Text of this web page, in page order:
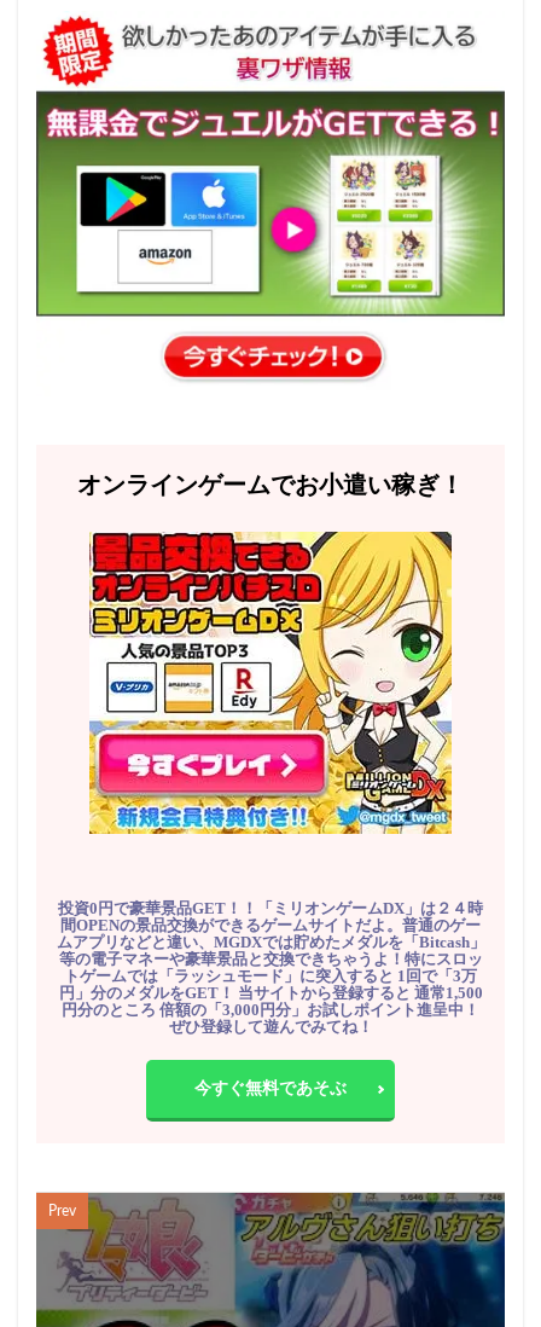
オンラインゲームでお小遣い稼ぎ！
投資0円で豪華景品GET！！「ミリオンゲームDX」は２４時
間OPENの景品交換ができるゲームサイトだよ。普通のゲー
ムアプリなどと違い、MGDXでは貯めたメダルを「Bitcash」
等の電子マネーや豪華景品と交換できちゃうよ！特にスロッ
トゲームでは「ラッシュモード」に突入すると 1回で「3万
円」分のメダルをGET！ 当サイトから登録すると 通常1,500
円分のところ 倍額の「3,000円分」お試しポイント進呈中！
ぜひ登録して遊んでみてね！
今すぐ無料であそぶ
Prev